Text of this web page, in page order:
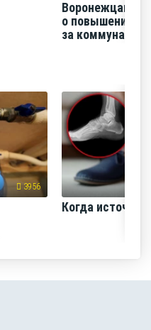
Воронежцам
о повышении
за
3956
Когда